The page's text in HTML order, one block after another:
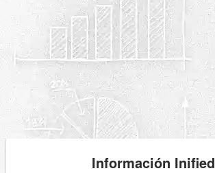
Información Inified